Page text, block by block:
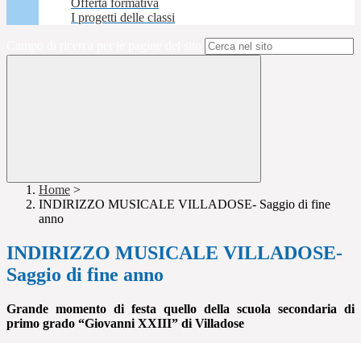
Offerta formativa
I progetti delle classi
Home >
INDIRIZZO MUSICALE VILLADOSE- Saggio di fine
anno
INDIRIZZO MUSICALE VILLADOSE-
Saggio di fine anno
Grande momento di festa quello della scuola secondaria di
primo grado “Giovanni XXIII” di Villadose